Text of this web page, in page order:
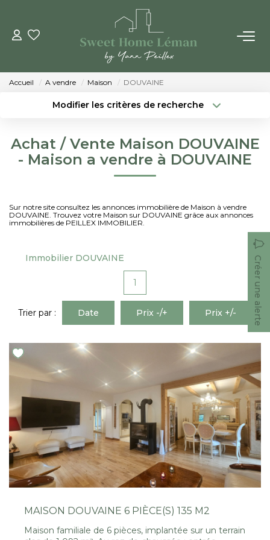
ACHETER
VENDRE
LES AGENCES
Notre Équipe
Nous Rejoindre
CONTACT
EN
Accueil A vendre Maison DOUVAINE
Modifier les critères de recherche
Surface min Budget max
Achat / Vente Maison DOUVAINE
- Maison a vendre à DOUVAINE
Sur notre site consultez les annonces immobilière de Maison à vendre
DOUVAINE. Trouvez votre Maison sur DOUVAINE grâce aux annonces
immobilières de PEILLEX IMMOBILIER.
Immobilier DOUVAINE Créer une alerte
1
Trier par : Date Prix -/+ Prix +/-
MAISON DOUVAINE 6 PIÈCE(S) 135 M2
Maison familiale de 6 pièces, implantée sur un terrain